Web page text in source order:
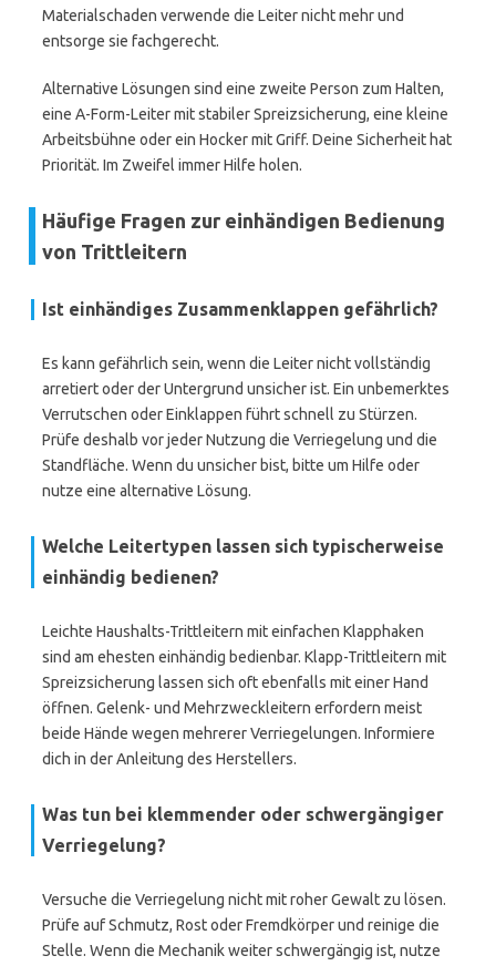
Materialschaden verwende die Leiter nicht mehr und
entsorge sie fachgerecht.
Alternative Lösungen sind eine zweite Person zum Halten,
eine A-Form-Leiter mit stabiler Spreizsicherung, eine kleine
Arbeitsbühne oder ein Hocker mit Griff. Deine Sicherheit hat
Priorität. Im Zweifel immer Hilfe holen.
Häufige Fragen zur einhändigen Bedienung
von Trittleitern
Ist einhändiges Zusammenklappen gefährlich?
Es kann gefährlich sein, wenn die Leiter nicht vollständig
arretiert oder der Untergrund unsicher ist. Ein unbemerktes
Verrutschen oder Einklappen führt schnell zu Stürzen.
Prüfe deshalb vor jeder Nutzung die Verriegelung und die
Standfläche. Wenn du unsicher bist, bitte um Hilfe oder
nutze eine alternative Lösung.
Welche Leitertypen lassen sich typischerweise
einhändig bedienen?
Leichte Haushalts-Trittleitern mit einfachen Klapphaken
sind am ehesten einhändig bedienbar. Klapp-Trittleitern mit
Spreizsicherung lassen sich oft ebenfalls mit einer Hand
öffnen. Gelenk- und Mehrzweckleitern erfordern meist
beide Hände wegen mehrerer Verriegelungen. Informiere
dich in der Anleitung des Herstellers.
Was tun bei klemmen­der oder schwergängiger
Verriegelung?
Versuche die Verriegelung nicht mit roher Gewalt zu lösen.
Prüfe auf Schmutz, Rost oder Fremdkörper und reinige die
Stelle. Wenn die Mechanik weiter schwergängig ist, nutze